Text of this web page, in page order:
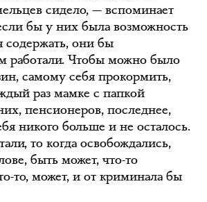
сидело, — вспоминает
бы у них была возможность
содержать, они бы
работали. Чтобы можно было
самому себя прокормить,
раз мамке с папкой
пенсионеров, последнее,
никого больше и не осталось.
то когда освобождались,
быть может, что-то
то, может, и от криминала бы